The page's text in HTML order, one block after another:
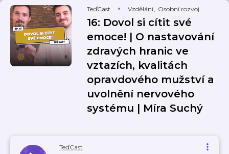
TeďCast Vzdělání, Osobní rozvoj
16: Dovol si cítit své
emoce! | O nastavování
zdravých hranic ve
vztazích, kvalitách
opravdového mužství a
uvolnění nervového
systému | Míra Suchý
TeďCast